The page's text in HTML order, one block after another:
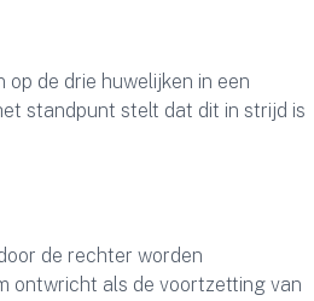
de drie huwelijken in een
standpunt stelt dat dit in strijd is
de rechter worden
ontwricht als de voortzetting van